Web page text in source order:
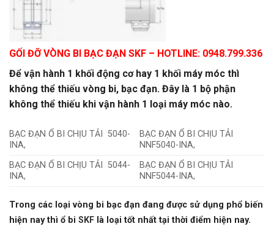
GỐI ĐỠ VÒNG BI BẠC ĐẠN SKF – HOTLINE: 0948.799.336
Để vận hành 1 khối động cơ hay 1 khối máy móc thì
không thể thiếu vòng bi, bạc đạn. Đây là 1 bộ phận
không thể thiếu khi vận hành 1 loại máy móc nào.
BẠC ĐẠN Ổ BI CHỊU TẢI 5040-
INA,
BẠC ĐẠN Ổ BI CHỊU TẢI
NNF5040-INA,
BẠC ĐẠN Ổ BI CHỊU TẢI 5044-
INA,
BẠC ĐẠN Ổ BI CHỊU TẢI
NNF5044-INA,
Trong các loại vòng bi bạc đạn đang được sử dụng phổ biến
hiện nay thì ổ bi SKF là loại tốt nhất tại thời điểm hiện nay.